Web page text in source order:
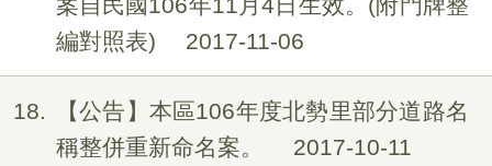
編對照表)
2017-11-06
18
【公告】本區106年度北勢里部分道路名
稱整併重新命名案。
2017-10-11